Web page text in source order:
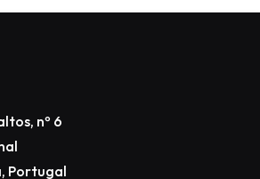
nº 6
Portugal